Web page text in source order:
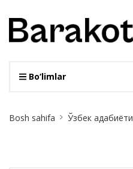
Bo‘limlar
Breadcrumb
Bosh sahifa Ўзбек адабиёти